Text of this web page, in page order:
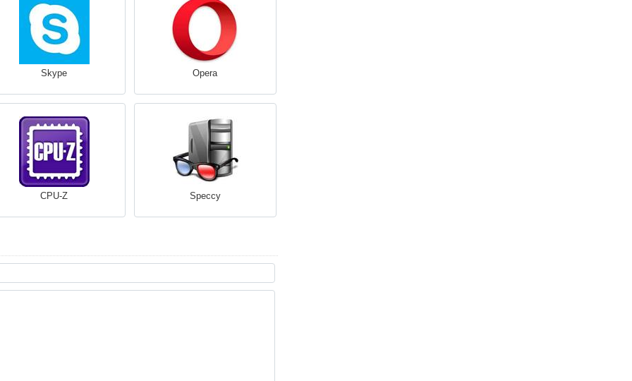
Skype Opera
CPU-Z Speccy